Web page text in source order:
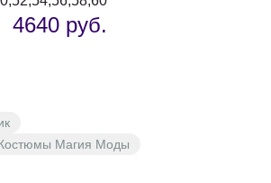
4640 руб.
Магия Моды